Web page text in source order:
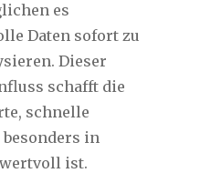
es
Daten sofort zu
Dieser
schafft die
schnelle
in
ist.